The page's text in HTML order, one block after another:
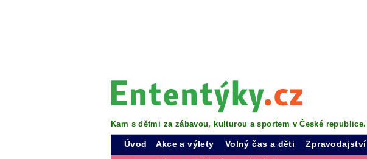
Kam s dětmi za zábavou, kulturou a sportem v České republice.
Úvod Akce a výlety Volný čas a děti Zpravodajství